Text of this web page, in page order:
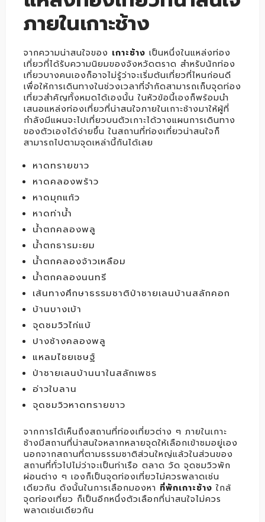
ภายในเกาะช้าง
จากความน่าสนใจของ เกาะช้าง เป็นหนึ่งในแหล่งท่อง
เที่ยวที่ได้รับความนิยมของจังหวัดตราด สำหรับนักท่อง
เที่ยวบางคนเองก็อาจไม่รู้ว่าจะเริ่มต้นเที่ยวที่ไหนก่อนดี
เพื่อให้การเดินทางในช่วงเวลาที่จำกัดสามารถเก็บจุดท่อง
เที่ยวสำคัญทั้งหมดได้เองนั้น ในหัวข้อนี้เองก็พร้อมนำ
เสนอแหล่งท่องเที่ยวที่น่าสนใจภายในเกาะช้างมาให้ผู้ที่
กำลังมีแผนจะไปเที่ยวบนตัวเกาะได้วางแผนการเดินทาง
ของตัวเองได้ง่ายขึ้น ในสถานที่ท่องเที่ยวน่าสนใจก็
สามารถไปตามจุดเหล่านี้กันได้เลย
หาดทรายขาว
หาดคลองพร้าว
หาดมุกแก้ว
หาดท่าน้ำ
น้ำตกคลองพลู
น้ำตกธารมะยม
น้ำตกคลองจ้าวเหลือม
น้ำตกคลองนนทรี
เส้นทางศึกษาธรรมชาติป่าชายเลนบ้านสลักคอก
บ้านบางเบ้า
จุดชมวิวไก่แบ้
ปางช้างคลองพลู
แหลมไชยเชษฐ์
ป่าชายเลนบ้านนาในสลักเพชร
อ่าวใบลาน
จุดชมวิวหาดทรายขาว
จากการได้เห็นถึงสถานที่ท่องเที่ยวต่าง ๆ ภายในเกาะ
ช้างมีสถานที่น่าสนใจหลากหลายจุดให้เลือกเข้าชมอยู่เอง
นอกจากสถานที่ตามธรรมชาติส่วนใหญ่แล้วในส่วนของ
สถานที่ทั่วไปไม่ว่าจะเป็นท่าเรือ ตลาด วัด จุดชมวิวพัก
ผ่อนต่าง ๆ เองก็เป็นจุดท่องเที่ยวไม่ควรพลาดเช่น
เดียวกัน ดังนั้นในการเลือกมองหา ที่พักเกาะช้าง ใกล้
จุดท่องเที่ยว ก็เป็นอีกหนึ่งตัวเลือกที่น่าสนใจไม่ควร
พลาดเช่นเดียวกัน